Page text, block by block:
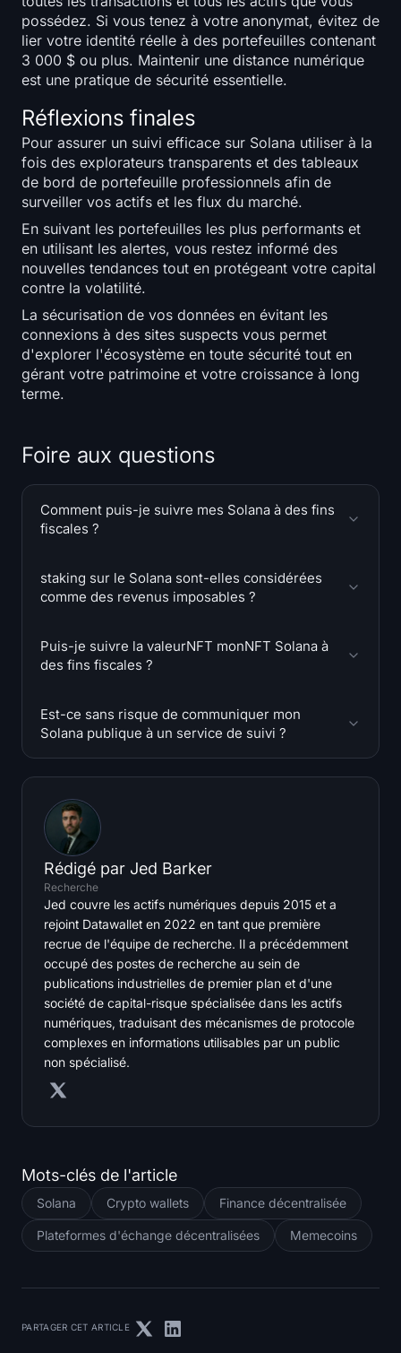
possédez. Si vous tenez à votre anonymat, évitez de
lier votre identité réelle à des portefeuilles contenant
3 000 $ ou plus. Maintenir une distance numérique
est une pratique de sécurité essentielle.
Réflexions finales
Pour assurer un suivi efficace sur Solana utiliser à la
fois des explorateurs transparents et des tableaux
de bord de portefeuille professionnels afin de
surveiller vos actifs et les flux du marché.
En suivant les portefeuilles les plus performants et
en utilisant les alertes, vous restez informé des
nouvelles tendances tout en protégeant votre capital
contre la volatilité.
La sécurisation de vos données en évitant les
connexions à des sites suspects vous permet
d'explorer l'écosystème en toute sécurité tout en
gérant votre patrimoine et votre croissance à long
terme.
Foire aux questions
Comment puis-je suivre mes Solana à des fins
fiscales ?
staking sur le Solana sont-elles considérées
comme des revenus imposables ?
Puis-je suivre la valeurNFT monNFT Solana à
des fins fiscales ?
Est-ce sans risque de communiquer mon
Solana publique à un service de suivi ?
Rédigé par Jed Barker
Recherche
Jed couvre les actifs numériques depuis 2015 et a
rejoint Datawallet en 2022 en tant que première
recrue de l'équipe de recherche. Il a précédemment
occupé des postes de recherche au sein de
publications industrielles de premier plan et d'une
société de capital-risque spécialisée dans les actifs
numériques, traduisant des mécanismes de protocole
complexes en informations utilisables par un public
non spécialisé.
Mots-clés de l'article
Solana Crypto wallets Finance décentralisée
Plateformes d'échange décentralisées Memecoins
PARTAGER CET ARTICLE